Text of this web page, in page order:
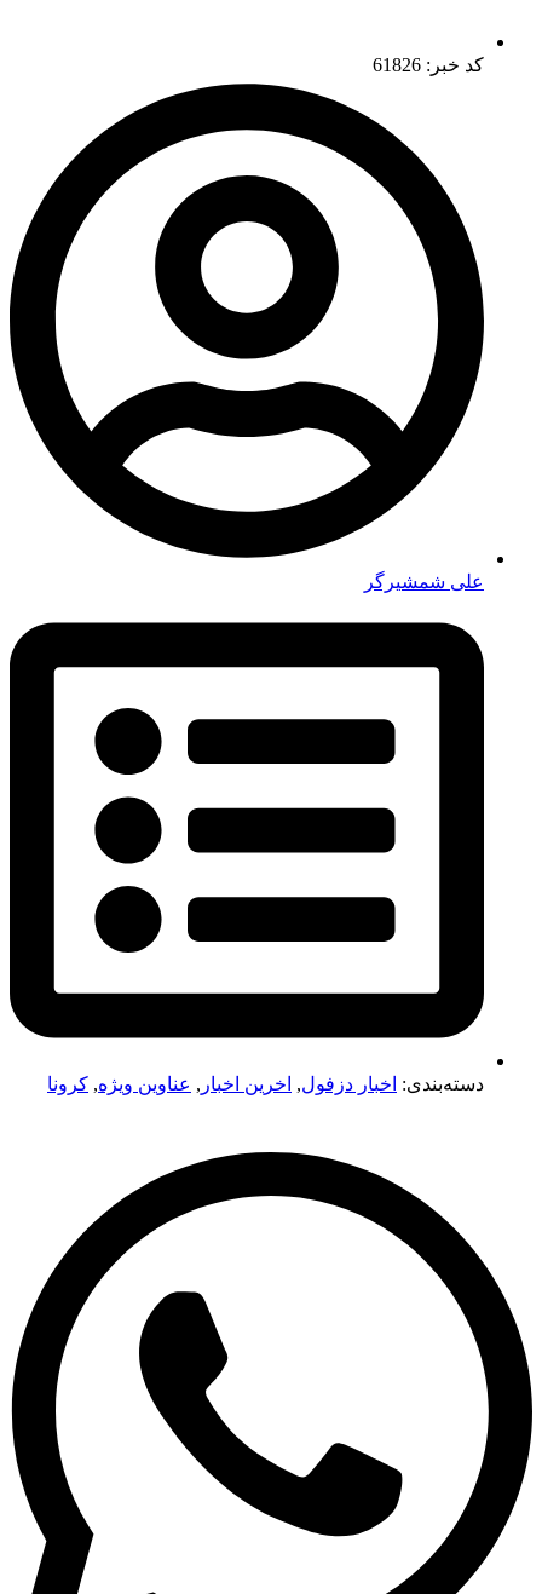
کد خبر: 61826
علی شمشیرگر
دسته‌بندی: اخبار دزفول, اخرین اخبار , عناوین ویژه, کرونا